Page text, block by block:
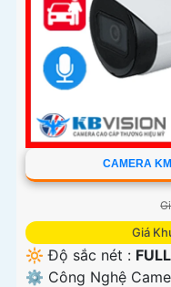
CAMERA
Giá
🔆 Độ sắc nét :
⚙ Công Nghệ